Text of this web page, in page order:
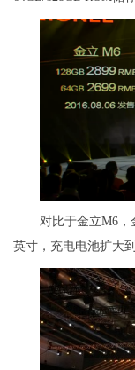
对比于金立M6，
英寸，充电电池扩大